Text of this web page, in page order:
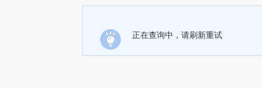
正在查询中，请刷新重试